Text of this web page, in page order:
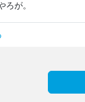
ろが。